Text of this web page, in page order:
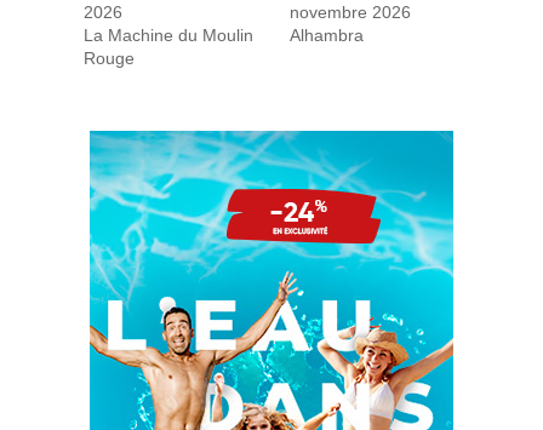
2026
La Machine du Moulin
Rouge
novembre 2026
Alhambra